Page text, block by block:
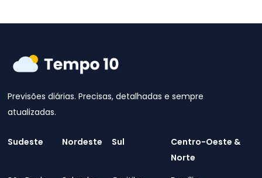
Previsões diárias. Precisas, detalhadas e sempre
atualizadas.
Sudeste Nordeste Sul
Centro-Oeste &
Norte